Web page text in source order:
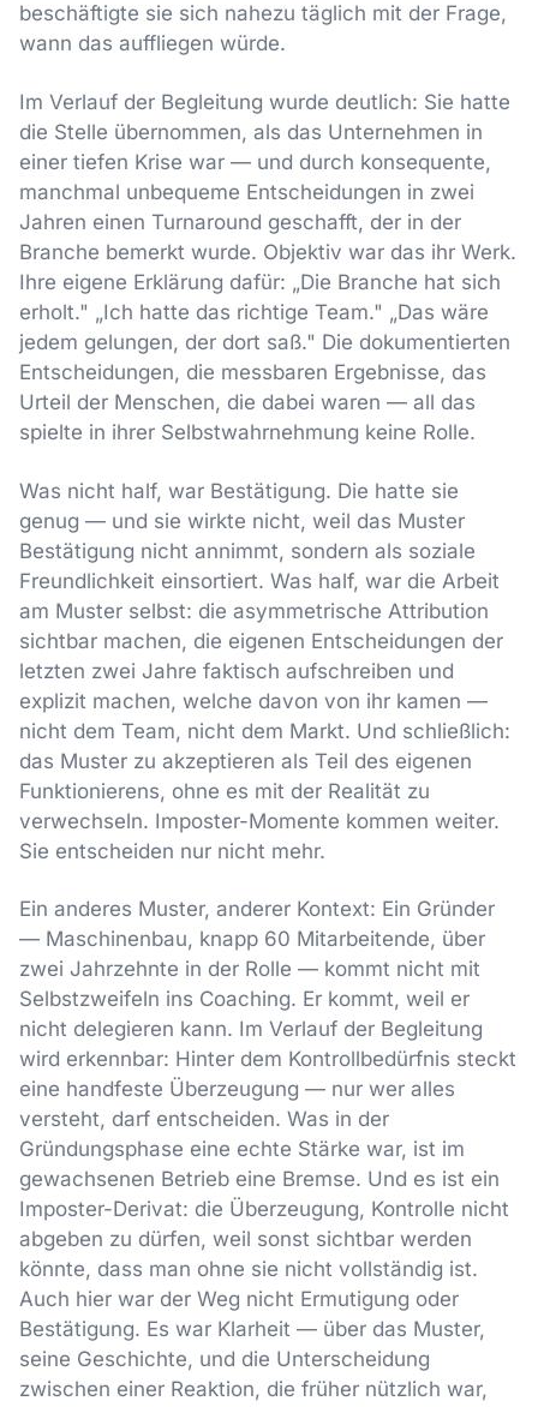
beschäftigte sie sich nahezu täglich mit der Frage,
wann das auffliegen würde.
Im Verlauf der Begleitung wurde deutlich: Sie hatte
die Stelle übernommen, als das Unternehmen in
einer tiefen Krise war — und durch konsequente,
manchmal unbequeme Entscheidungen in zwei
Jahren einen Turnaround geschafft, der in der
Branche bemerkt wurde. Objektiv war das ihr Werk.
Ihre eigene Erklärung dafür: „Die Branche hat sich
erholt." „Ich hatte das richtige Team." „Das wäre
jedem gelungen, der dort saß." Die dokumentierten
Entscheidungen, die messbaren Ergebnisse, das
Urteil der Menschen, die dabei waren — all das
spielte in ihrer Selbstwahrnehmung keine Rolle.
Was nicht half, war Bestätigung. Die hatte sie
genug — und sie wirkte nicht, weil das Muster
Bestätigung nicht annimmt, sondern als soziale
Freundlichkeit einsortiert. Was half, war die Arbeit
am Muster selbst: die asymmetrische Attribution
sichtbar machen, die eigenen Entscheidungen der
letzten zwei Jahre faktisch aufschreiben und
explizit machen, welche davon von ihr kamen —
nicht dem Team, nicht dem Markt. Und schließlich:
das Muster zu akzeptieren als Teil des eigenen
Funktionierens, ohne es mit der Realität zu
verwechseln. Imposter-Momente kommen weiter.
Sie entscheiden nur nicht mehr.
Ein anderes Muster, anderer Kontext: Ein Gründer
— Maschinenbau, knapp 60 Mitarbeitende, über
zwei Jahrzehnte in der Rolle — kommt nicht mit
Selbstzweifeln ins Coaching. Er kommt, weil er
nicht delegieren kann. Im Verlauf der Begleitung
wird erkennbar: Hinter dem Kontrollbedürfnis steckt
eine handfeste Überzeugung — nur wer alles
versteht, darf entscheiden. Was in der
Gründungsphase eine echte Stärke war, ist im
gewachsenen Betrieb eine Bremse. Und es ist ein
Imposter-Derivat: die Überzeugung, Kontrolle nicht
abgeben zu dürfen, weil sonst sichtbar werden
könnte, dass man ohne sie nicht vollständig ist.
Auch hier war der Weg nicht Ermutigung oder
Bestätigung. Es war Klarheit — über das Muster,
seine Geschichte, und die Unterscheidung
zwischen einer Reaktion, die früher nützlich war,